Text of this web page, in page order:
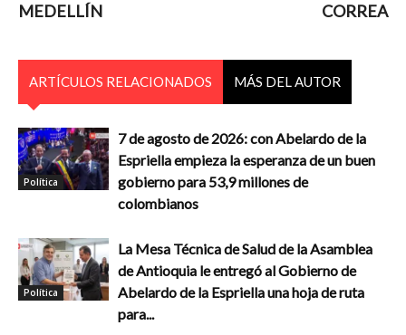
MEDELLÍN
CORREA
ARTÍCULOS RELACIONADOS MÁS DEL AUTOR
Política
7 de agosto de 2026: con Abelardo de la
Espriella empieza la esperanza de un buen
gobierno para 53,9 millones de
colombianos
Política
La Mesa Técnica de Salud de la Asamblea
de Antioquia le entregó al Gobierno de
Abelardo de la Espriella una hoja de ruta
para...